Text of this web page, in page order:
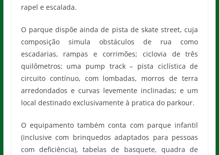
rapel e escalada.
O parque dispõe ainda de pista de skate street, cuja
composição simula obstáculos de rua como
escadarias, rampas e corrimões; ciclovia de três
quilômetros; uma pump track – pista ciclística de
circuito contínuo, com lombadas, morros de terra
arredondados e curvas levemente inclinadas; e um
local destinado exclusivamente à pratica do parkour.
O equipamento também conta com parque infantil
(inclusive com brinquedos adaptados para pessoas
com deficiência), tabelas de basquete, quadra de